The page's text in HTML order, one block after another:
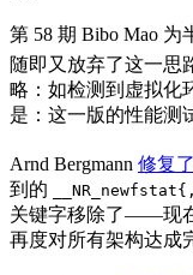
第 58 期 Bibo Mao 为
随即又放弃了这一思
略：如检测到虚拟化
是：这一版的性能测
Arnd Bergmann 修复了
到的
关键字移除了——现
再度对所有架构达成